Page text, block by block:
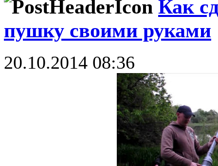
Как
пушку своими руками
20.10.2014 08:36